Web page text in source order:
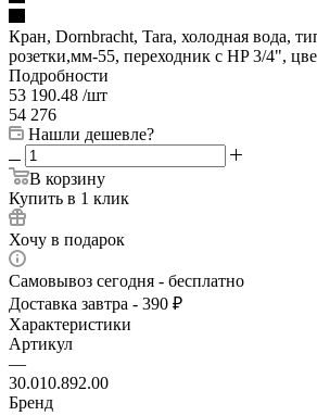
Кран, Dornbracht, Tara, холодная вода,
розетки,мм-55, переходник с HP 3/4",
Подробности
53 190.48 /шт
54 276
Нашли дешевле?
В корзину
Купить в 1 клик
Хочу в подарок
Самовывоз сегодня - бесплатно
Доставка завтра - 390 ₽
Характеристики
Артикул
—
30.010.892.00
Бренд